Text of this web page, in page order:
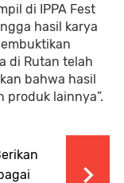
di IPPA Fest
hasil karya
di Rutan telah
bahwa hasil
produk lainnya”.